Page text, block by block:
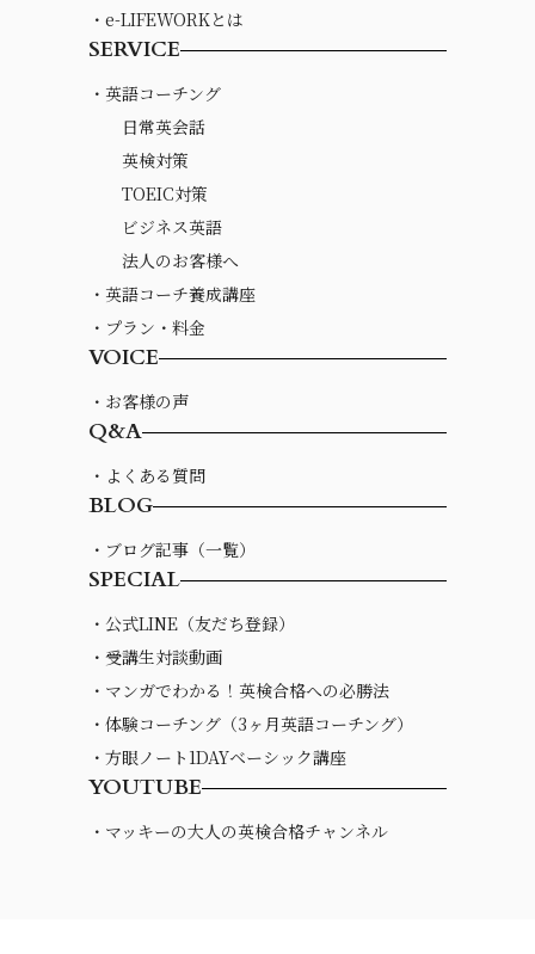
・e-LIFEWORKとは
SERVICE
・英語コーチング
日常英会話
英検対策
TOEIC対策
ビジネス英語
法人のお客様へ
・英語コーチ養成講座
・プラン・料金
VOICE
・お客様の声
Q&A
・よくある質問
BLOG
・ブログ記事（一覧）
SPECIAL
・公式LINE（友だち登録）
・受講生対談動画
・マンガでわかる！英検合格への必勝法
・体験コーチング（3ヶ月英語コーチング）
・方眼ノート1DAYベーシック講座
YOUTUBE
・マッキーの大人の英検合格チャンネル